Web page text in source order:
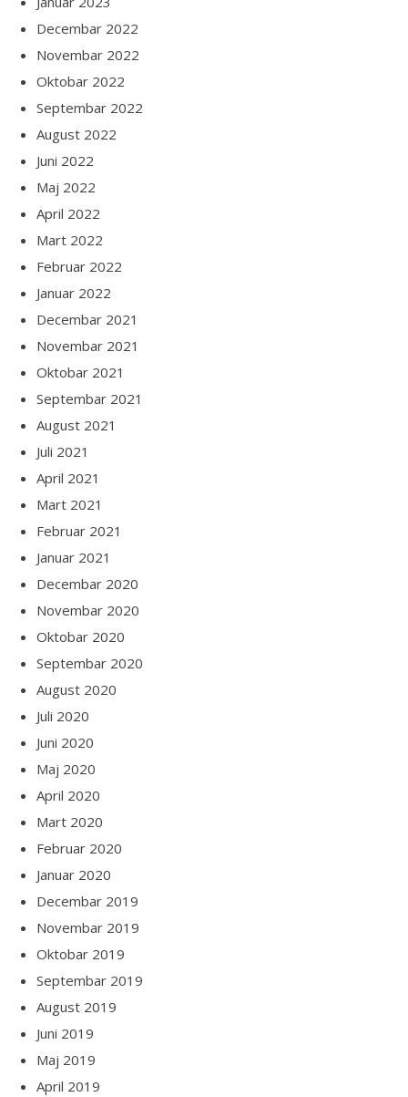
Decembar 2022
Novembar 2022
Oktobar 2022
Septembar 2022
August 2022
Juni 2022
Maj 2022
April 2022
Mart 2022
Februar 2022
Januar 2022
Decembar 2021
Novembar 2021
Oktobar 2021
Septembar 2021
August 2021
Juli 2021
April 2021
Mart 2021
Februar 2021
Januar 2021
Decembar 2020
Novembar 2020
Oktobar 2020
Septembar 2020
August 2020
Juli 2020
Juni 2020
Maj 2020
April 2020
Mart 2020
Februar 2020
Januar 2020
Decembar 2019
Novembar 2019
Oktobar 2019
Septembar 2019
August 2019
Juni 2019
Maj 2019
April 2019